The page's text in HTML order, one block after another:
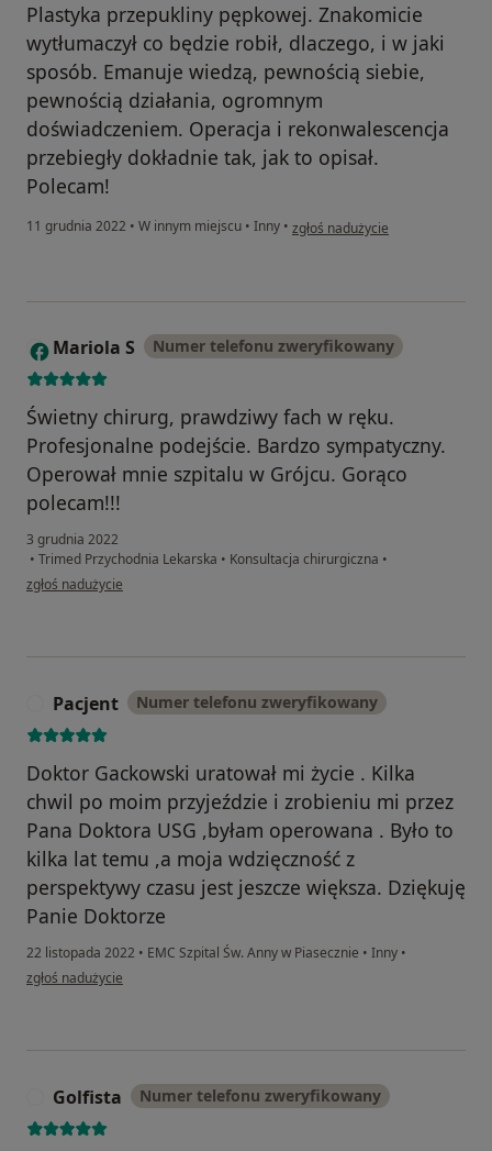
Plastyka przepukliny pępkowej. Znakomicie
wytłumaczył co będzie robił, dlaczego, i w jaki
sposób. Emanuje wiedzą, pewnością siebie,
pewnością działania, ogromnym
doświadczeniem. Operacja i rekonwalescencja
przebiegły dokładnie tak, jak to opisał.
Polecam!
11 grudnia 2022 • W innym miejscu • Inny • w opinii użytkownika Dariusz
zgłoś nadużycie
M Mariola S Numer telefonu zweryfikowany
Świetny chirurg, prawdziwy fach w ręku.
Profesjonalne podejście. Bardzo sympatyczny.
Operował mnie szpitalu w Grójcu. Gorąco
polecam!!!
3 grudnia 2022
• Trimed Przychodnia Lekarska • Konsultacja chirurgiczna •
w opinii użytkownika Mariola S
zgłoś nadużycie
Pacjent Numer telefonu zweryfikowany
Doktor Gackowski uratował mi życie . Kilka
chwil po moim przyjeździe i zrobieniu mi przez
Pana Doktora USG ,byłam operowana . Było to
kilka lat temu ,a moja wdzięczność z
perspektywy czasu jest jeszcze większa. Dziękuję
Panie Doktorze
22 listopada 2022 • EMC Szpital Św. Anny w Piasecznie • Inny •
w opinii użytkownika Pacjent
zgłoś nadużycie
Golfista Numer telefonu zweryfikowany